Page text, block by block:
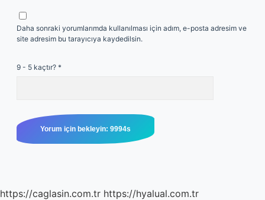
Daha sonraki yorumlarımda kullanılması için adım, e-posta adresim ve
site adresim bu tarayıcıya kaydedilsin.
9 - 5 kaçtır? *
https://caglasin.com.tr https://hyalual.com.tr